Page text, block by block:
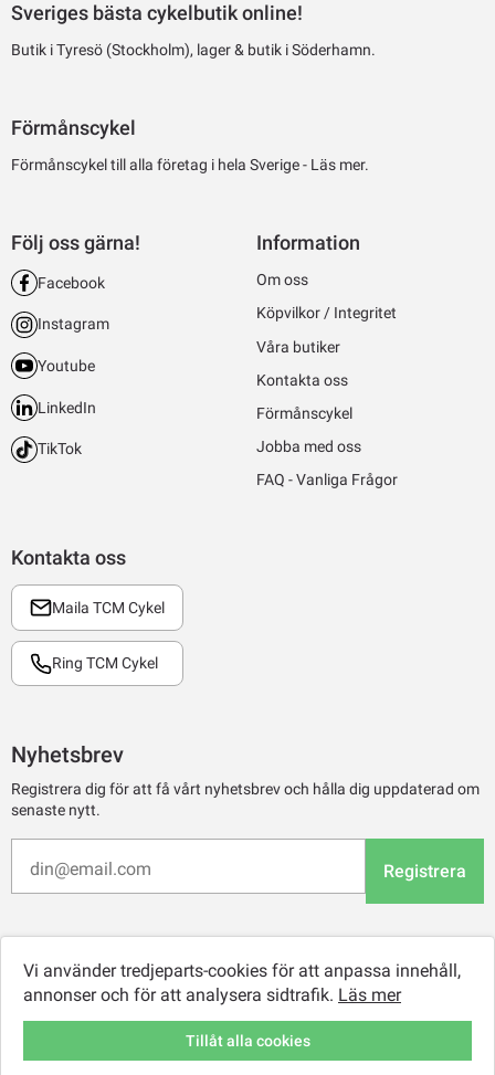
Sveriges bästa cykelbutik online!
Butik i Tyresö (Stockholm), lager & butik i Söderhamn.
Förmånscykel
Förmånscykel till alla företag i hela Sverige - Läs mer.
Kontakta oss
Maila TCM Cykel
Ring TCM Cykel
Följ oss gärna!
Facebook
Instagram
Youtube
LinkedIn
TikTok
Information
Om oss
Köpvilkor / Integritet
Våra butiker
Kontakta oss
Förmånscykel
Jobba med oss
FAQ - Vanliga Frågor
Nyhetsbrev
Registrera dig för att få vårt nyhetsbrev och hålla dig uppdaterad om
senaste nytt.
Registrera
Vi använder tredjeparts-cookies för att anpassa innehåll,
annonser och för att analysera sidtrafik. Läs mer
Tillåt alla cookies